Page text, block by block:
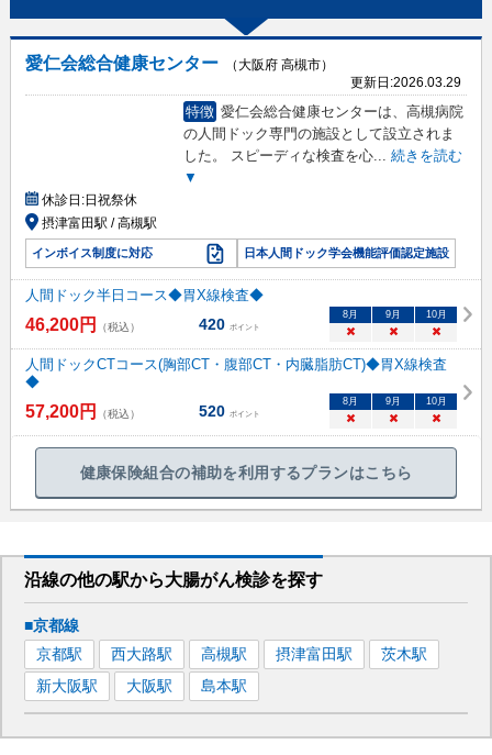
愛仁会総合健康センター
（大阪府 高槻市）
更新日:2026.03.29
特徴 愛仁会総合健康センターは、高槻病院
の人間ドック専門の施設として設立されま
した。 スピーディな検査を心... 続きを読む
▼
休診日:日祝祭休
摂津富田駅 / 高槻駅
インボイス制度に対応 日本人間ドック学会機能評価認定施設
人間ドック半日コース◆胃X線検査◆
46,200円 （税込） 420 ポイント
8月 9月 10月
× × ×
人間ドックCTコース(胸部CT・腹部CT・内臓脂肪CT)◆胃X線検査
◆
57,200円 （税込） 520 ポイント
8月 9月 10月
× × ×
健康保険組合の補助を利用するプランはこちら
沿線の他の駅から大腸がん検診を探す
■京都線
京都駅 西大路駅 高槻駅 摂津富田駅 茨木駅
新大阪駅 大阪駅 島本駅